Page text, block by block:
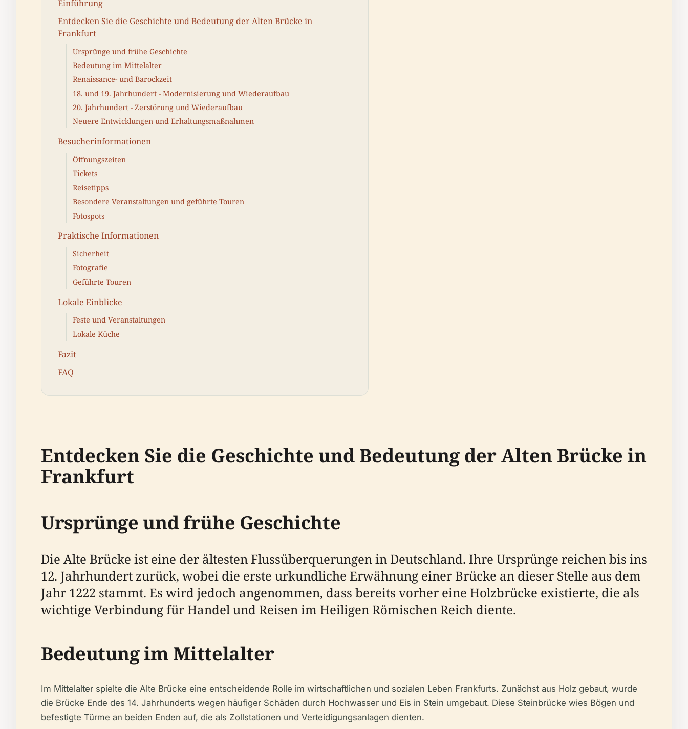
Einführung
Entdecken Sie die Geschichte und Bedeutung der Alten Brücke in
Frankfurt
Ursprünge und frühe Geschichte
Bedeutung im Mittelalter
Renaissance- und Barockzeit
18. und 19. Jahrhundert - Modernisierung und Wiederaufbau
20. Jahrhundert - Zerstörung und Wiederaufbau
Neuere Entwicklungen und Erhaltungsmaßnahmen
Besucherinformationen
Öffnungszeiten
Tickets
Reisetipps
Besondere Veranstaltungen und geführte Touren
Fotospots
Praktische Informationen
Sicherheit
Fotografie
Geführte Touren
Lokale Einblicke
Feste und Veranstaltungen
Lokale Küche
Fazit
FAQ
Entdecken Sie die Geschichte und Bedeutung der Alten Brücke in
Frankfurt
Ursprünge und frühe Geschichte
Die Alte Brücke ist eine der ältesten Flussüberquerungen in Deutschland. Ihre Ursprünge reichen bis ins
12. Jahrhundert zurück, wobei die erste urkundliche Erwähnung einer Brücke an dieser Stelle aus dem
Jahr 1222 stammt. Es wird jedoch angenommen, dass bereits vorher eine Holzbrücke existierte, die als
wichtige Verbindung für Handel und Reisen im Heiligen Römischen Reich diente.
Bedeutung im Mittelalter
Im Mittelalter spielte die Alte Brücke eine entscheidende Rolle im wirtschaftlichen und sozialen Leben Frankfurts. Zunächst aus Holz gebaut, wurde
die Brücke Ende des 14. Jahrhunderts wegen häufiger Schäden durch Hochwasser und Eis in Stein umgebaut. Diese Steinbrücke wies Bögen und
befestigte Türme an beiden Enden auf, die als Zollstationen und Verteidigungsanlagen dienten.